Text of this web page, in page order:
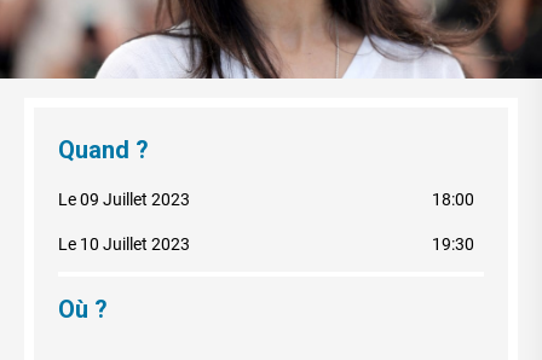
Quand ?
Le 09 Juillet 2023 18:00
Le 10 Juillet 2023 19:30
Où ?